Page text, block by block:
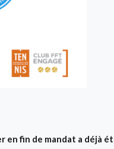
en fin de mandat a déjà